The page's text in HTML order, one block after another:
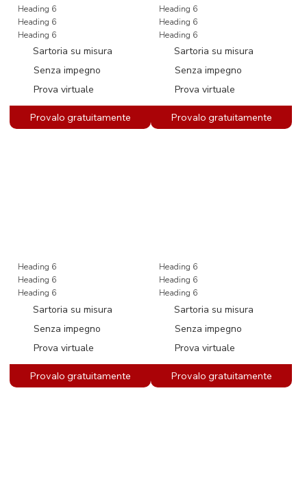
Heading 6
Heading 6
Heading 6
Sartoria su misura
Senza impegno
Prova virtuale
Heading 6
Heading 6
Heading 6
Sartoria su misura
Senza impegno
Prova virtuale
Heading 6
Heading 6
Heading 6
Sartoria su misura
Senza impegno
Prova virtuale
Heading 6
Heading 6
Heading 6
Sartoria su misura
Senza impegno
Prova virtuale